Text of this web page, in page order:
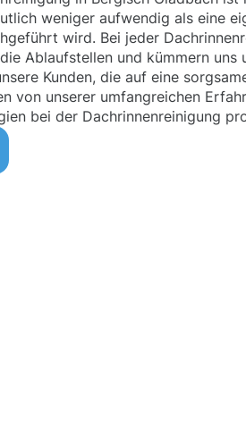
weniger aufwendig als eine
wird. Bei jeder
Ablaufstellen und kümmern uns
Kunden, die auf eine
von unserer umfangreichen
bei der Dachrinnenreinigung